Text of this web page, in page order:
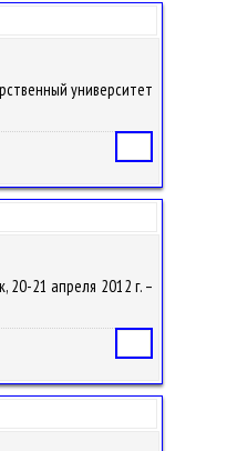
университет
21 апреля 2012 г. –